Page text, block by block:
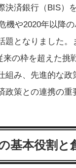
決済銀行（BIS）
機や2020年以降
題となりました
来の枠を超えた
組み、先進的な
政策との連携の重
基本役割と